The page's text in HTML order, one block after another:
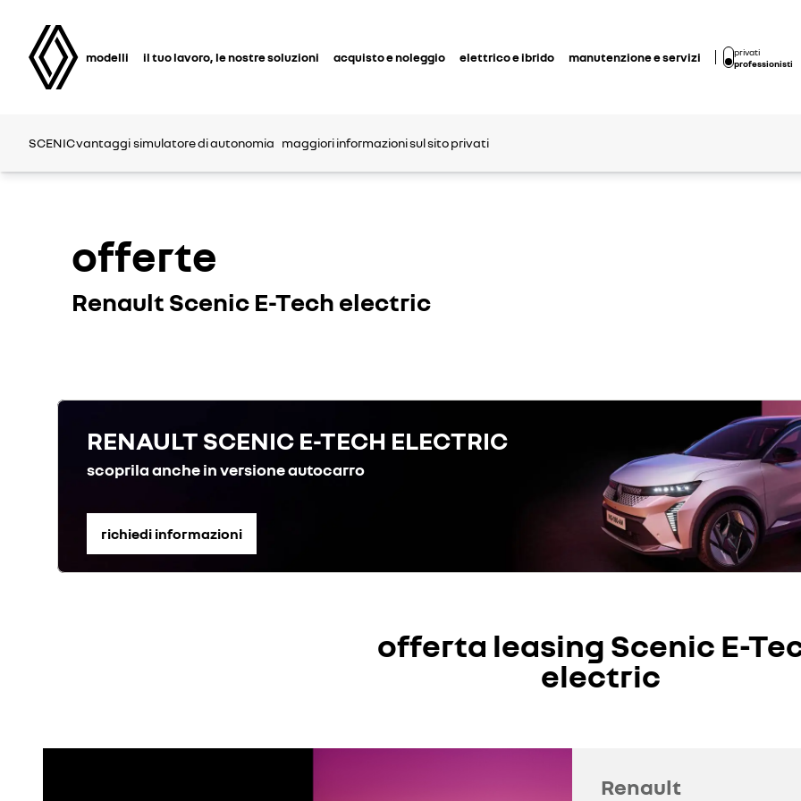
modelli il tuo lavoro, le nostre soluzioni acquisto e noleggio elettrico e ibrido manutenzione e servizi
privati
professionisti
SCENICvantaggi simulatore di autonomia maggiori informazioni sul sito privati
offerte
Renault Scenic E-Tech electric
RENAULT SCENIC E-TECH​ ELECTRIC
scoprila anche in versione autocarro
richiedi informazioni
offerta leasing Scenic E-
electric
Renault